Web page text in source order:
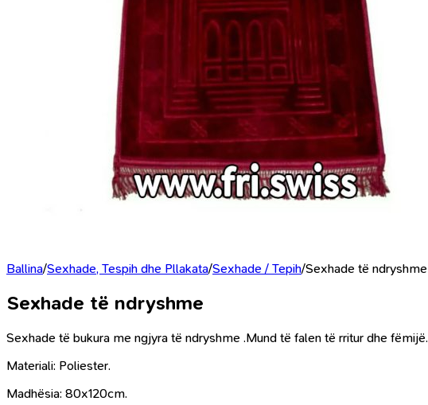
Ballina/Sexhade, Tespih dhe Pllakata/Sexhade / Tepih/Sexhade të ndryshme
Sexhade të ndryshme
Sexhade të bukura me ngjyra të ndryshme .Mund të falen të rritur dhe fëmijë.
Materiali: Poliester.
Madhësia: 80x120cm.